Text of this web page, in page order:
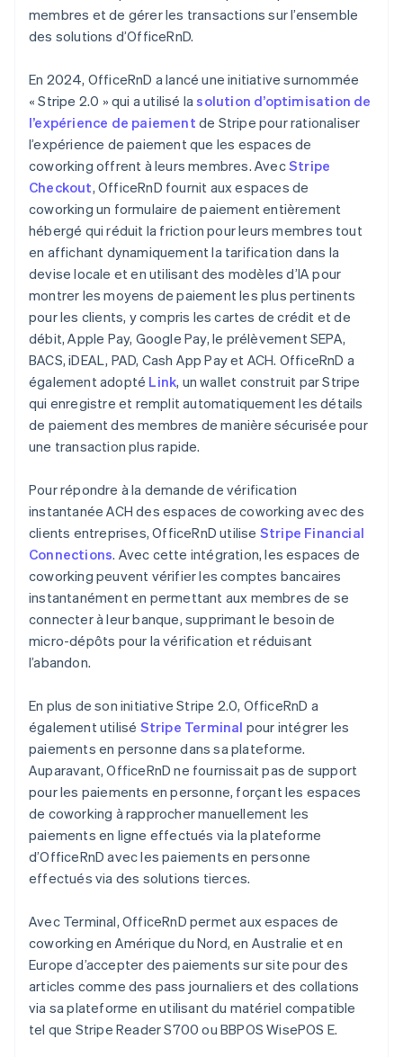
membres et de gérer les transactions sur l’ensemble
des solutions d’OfficeRnD.
En 2024, OfficeRnD a lancé une initiative surnommée
« Stripe 2.0 » qui a utilisé lasolution d’optimisation de
l’expérience de paiement de Stripe pour rationaliser
l’expérience de paiement que les espaces de
coworking offrent à leurs membres. AvecStripe
Checkout, OfficeRnD fournit aux espaces de
coworking un formulaire de paiement entièrement
hébergé qui réduit la friction pour leurs membres tout
en affichant dynamiquement la tarification dans la
devise locale et en utilisant des modèles d’IA pour
montrer les moyens de paiement les plus pertinents
pour les clients, y compris les cartes de crédit et de
débit, Apple Pay, Google Pay, le prélèvement SEPA,
BACS, iDEAL, PAD, Cash App Pay et ACH. OfficeRnD a
également adopté Link, un wallet construit par Stripe
qui enregistre et remplit automatiquement les détails
de paiement des membres de manière sécurisée pour
une transaction plus rapide.
Pour répondre à la demande de vérification
instantanée ACH des espaces de coworking avec des
clients entreprises, OfficeRnD utilise Stripe Financial
Connections. Avec cette intégration, les espaces de
coworking peuvent vérifier les comptes bancaires
instantanément en permettant aux membres de se
connecter à leur banque, supprimant le besoin de
micro-dépôts pour la vérification et réduisant
l’abandon.
En plus de son initiative Stripe 2.0, OfficeRnD a
également utilisé Stripe Terminal pour intégrer les
paiements en personne dans sa plateforme.
Auparavant, OfficeRnD ne fournissait pas de support
pour les paiements en personne, forçant les espaces
de coworking à rapprocher manuellement les
paiements en ligne effectués via la plateforme
d’OfficeRnD avec les paiements en personne
effectués via des solutions tierces.
Avec Terminal, OfficeRnD permet aux espaces de
coworking en Amérique du Nord, en Australie et en
Europe d’accepter des paiements sur site pour des
articles comme des pass journaliers et des collations
via sa plateforme en utilisant du matériel compatible
tel que Stripe Reader S700 ou BBPOS WisePOS E.